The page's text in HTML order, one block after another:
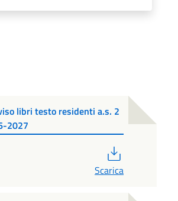
libri testo residenti a.s. 2
2027
Scarica